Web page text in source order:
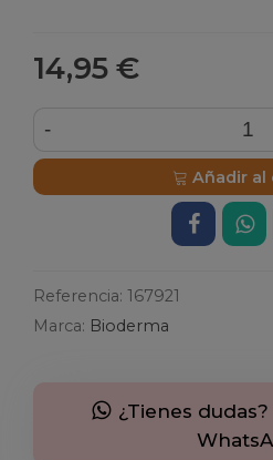
14,95 €
-
Añadir al
Referencia: 167921
Marca: Bioderma
¿Tienes